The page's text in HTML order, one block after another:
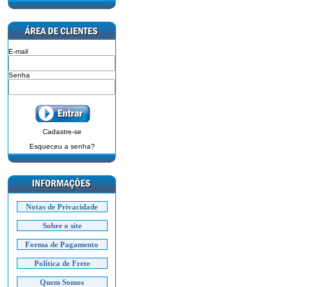
E-mail
Senha
Cadastre-se
Esqueceu a senha?
Notas de Privacidade
Sobre o site
Forma de Pagamento
Política de Frete
Quem Somos